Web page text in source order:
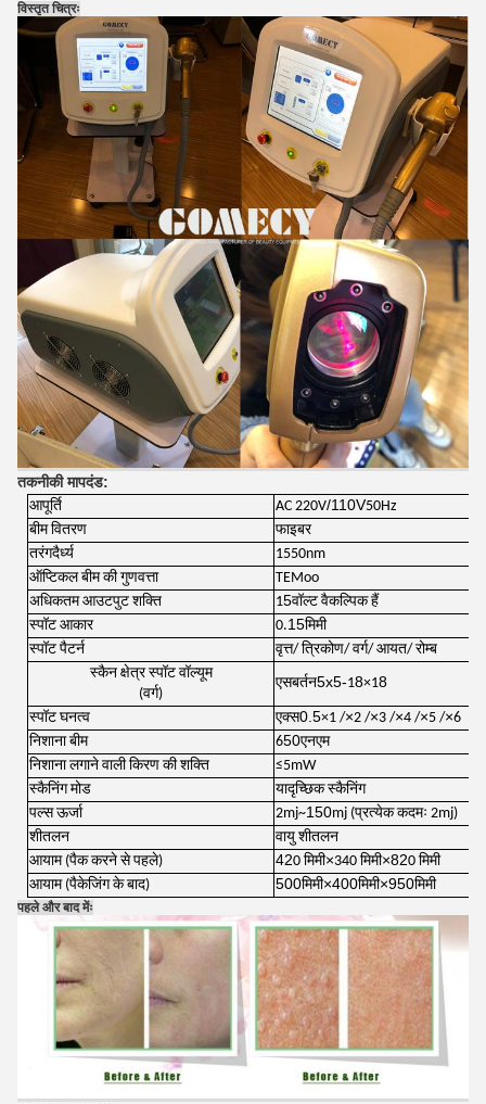
विस्तृत चित्रः
तकनीकी मापदंड:
आपूर्ति AC 220V/110V50Hz
बीम वितरण
फाइबर
तरंगदैर्ध्य
1550nm
ऑप्टिकल बीम की गुणवत्ता
TEMoo
अधिकतम आउटपुट शक्ति
15वॉल्ट वैकल्पिक हैं
स्पॉट आकार
0.15मिमी
स्पॉट पैटर्न
वृत्त/ त्रिकोण/ वर्ग/ आयत/ रोम्ब
स्कैन क्षेत्र स्पॉट वॉल्यूम
(वर्ग)
एसबर्तन5x5-18×18
स्पॉट घनत्व एक्स0.5×1 /×2 /×3 /×4 /×5 /×6
निशाना बीम
650एनएम
निशाना लगाने वाली किरण की शक्ति
≤5mW
स्कैनिंग मोड
यादृच्छिक स्कैनिंग
पल्स ऊर्जा
2mj~150mj (प्रत्येक कदमः 2mj)
शीतलन
वायु शीतलन
आयाम (पैक करने से पहले)
420 मिमी×340 मिमी×820 मिमी
आयाम (पैकेजिंग के बाद)
500मिमी×400मिमी×950मिमी
पहले और बाद मेंः